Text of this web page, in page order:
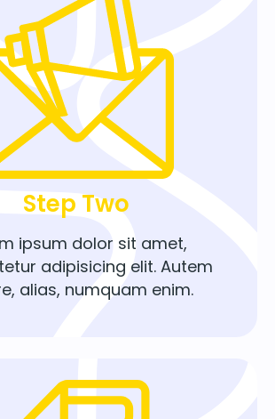
Step Two
ipsum dolor sit amet,
adipisicing elit. Autem
alias, numquam enim.